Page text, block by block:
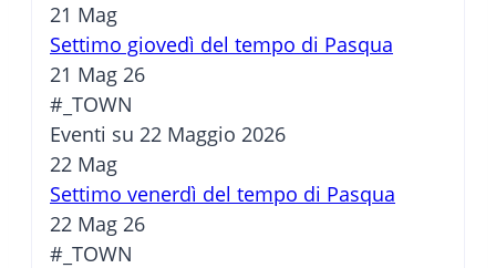
21 Mag
Settimo giovedì del tempo di Pasqua
21 Mag 26
#_TOWN
Eventi su 22 Maggio 2026
22 Mag
Settimo venerdì del tempo di Pasqua
22 Mag 26
#_TOWN